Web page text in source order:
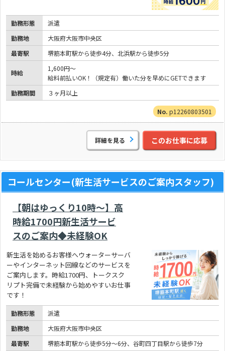
勤務形態
派遣
勤務地
大阪府大阪市中央区
最寄駅
堺筋本町駅から徒歩4分、北浜駅から徒歩5分
時給
1,600円～
給料前払いOK！（規定有）働いた分を早めにGETできます
勤務期間
３ヶ月以上
p12260803501
詳細を見る このお仕事に応募
コールセンター(新生活サービスのご案内スタッフ)
【朝はゆっくり10時～】高
時給1700円新生活サービ
スのご案内◆未経験OK
新生活を始めるお客様へウォーターサーバ
ーやインターネット回線などのサービスを
ご案内します。時給1700円、トークスク
リプト完備で未経験から始めやすいお仕事
です！
勤務形態
派遣
勤務地
大阪府大阪市中央区
最寄駅
堺筋本町駅から徒歩5分～6分、谷町四丁目駅から徒歩7分